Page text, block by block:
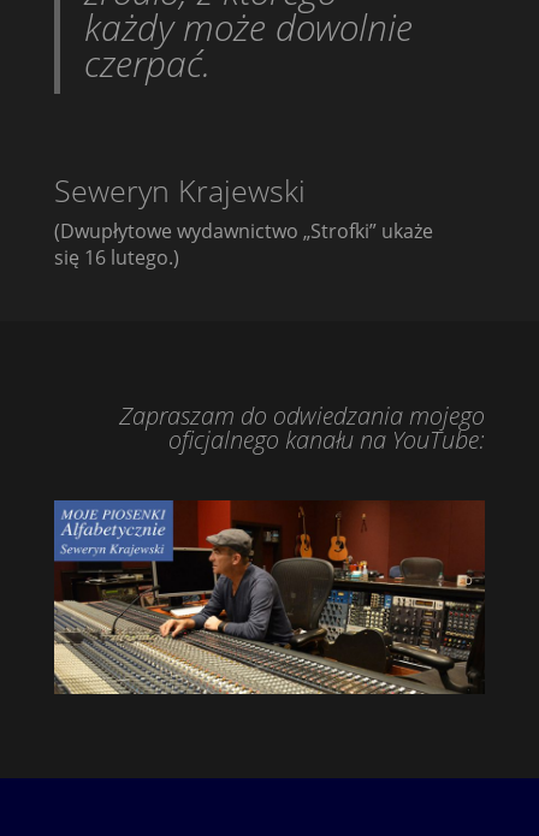
każdy może dowolnie
czerpać.
Seweryn Krajewski
(Dwupłytowe wydawnictwo „Strofki” ukaże
się 16 lutego.)
Zapraszam do odwiedzania mojego
oficjalnego kanału na YouTube: